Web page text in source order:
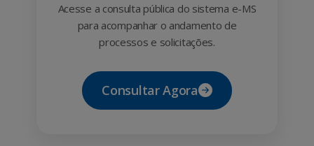
Acesse a consulta pública do sistema e-MS
para acompanhar o andamento de
processos e solicitações.
Consultar Agora